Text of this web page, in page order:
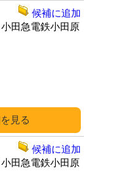
小田急電鉄小田原
候補に追加
小田急電鉄小田原
候補に追加